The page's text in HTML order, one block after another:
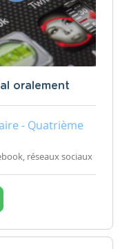
oralement
- Quatrième
réseaux sociaux